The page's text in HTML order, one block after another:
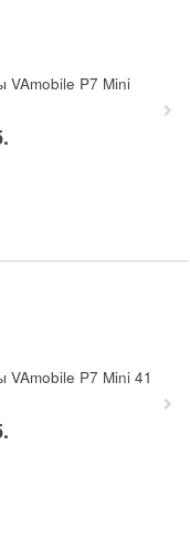
VAmobile P7 Mini
P7 Mini 41